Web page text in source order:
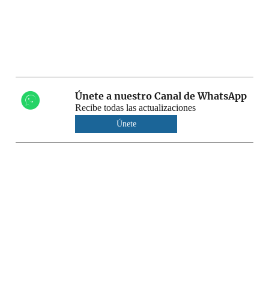
Únete a nuestro Canal de WhatsApp
Recibe todas las actualizaciones
Únete